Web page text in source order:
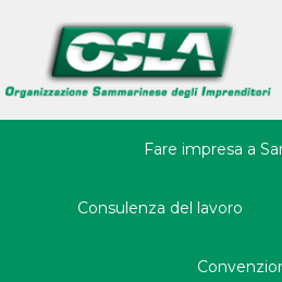
navigation
Fare impresa a
Consulenza del lavoro